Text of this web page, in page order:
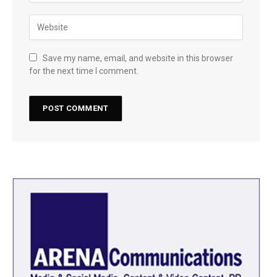
Save my name, email, and website in this browser
for the next time I comment.